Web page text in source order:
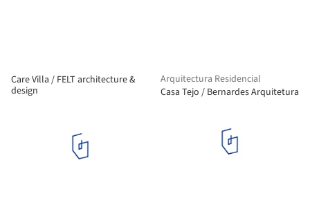
Care Villa / FELT architecture &
design
Arquitectura Residencial
Casa Tejo / Bernardes Arquitetura